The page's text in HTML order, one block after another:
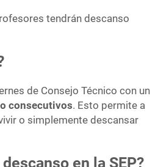
tendrán descanso
de Consejo Técnico con un
consecutivos. Esto permite a
o simplemente descansar
en la SEP?